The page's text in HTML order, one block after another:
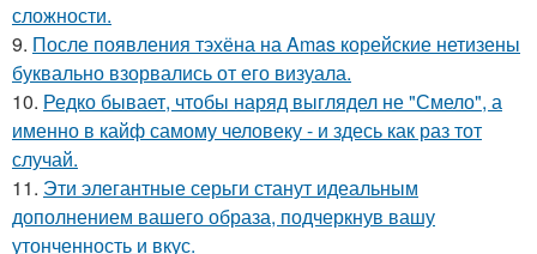
сложности.
9. После появления тэхёна на Amas корейские нетизены
буквально взорвались от его визуала.
10. Редко бывает, чтобы наряд выглядел не "Смело", а
именно в кайф самому человеку - и здесь как раз тот
случай.
11. Эти элегантные серьги станут идеальным
дополнением вашего образа, подчеркнув вашу
утонченность и вкус.